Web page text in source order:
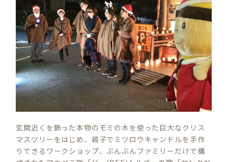
玄関近くを飾った本物のモミの木を使った巨大なクリス
マスツリーをはじめ、親子でミツロウキャンドルを手作
りできるワークショップ、ぶんぶんファミリーだけで構